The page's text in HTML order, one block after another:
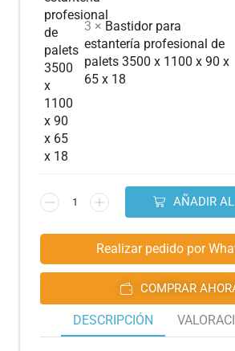
3 × Bastidor para
estantería profesional de
palets 3500 x 1100 x 90 x
65 x 18
AÑADIR
Realizar pedido por
COMPRAR
DESCRIPCIÓN